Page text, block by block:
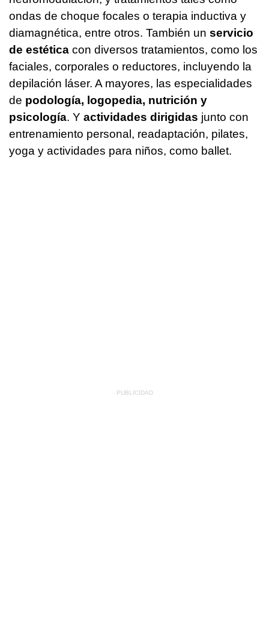
ondas de choque focales o terapia inductiva y
diamagnética, entre otros. También un servicio
de estética con diversos tratamientos, como los
faciales, corporales o reductores, incluyendo la
depilación láser. A mayores, las especialidades
de podología, logopedia, nutrición y
psicología. Y actividades dirigidas junto con
entrenamiento personal, readaptación, pilates,
yoga y actividades para niños, como ballet.